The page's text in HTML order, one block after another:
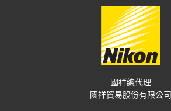
國祥總代理
國祥貿易股份有限公司